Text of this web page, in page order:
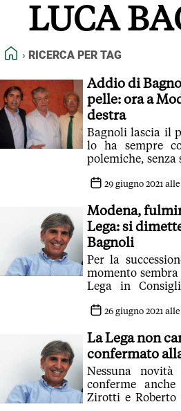
FEED RSS
NORMATIVE
TERMINI e CONDIZIONI
LUCA
HOME
RICERCA PER TAG
Addio di
pelle: ora a
destra
Bagnoli lascia il
lo ha sempre
polemiche,
29 giugno 2021
Modena,
Lega: si
Bagnoli
Per la
momento
Lega in
26 giugno 2021 alle
La Lega non
confermato
Nessuna
conferme
Zirotti e Roberto